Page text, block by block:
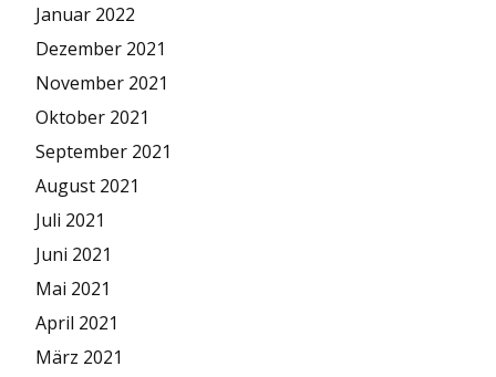
Januar 2022
Dezember 2021
November 2021
Oktober 2021
September 2021
August 2021
Juli 2021
Juni 2021
Mai 2021
April 2021
März 2021